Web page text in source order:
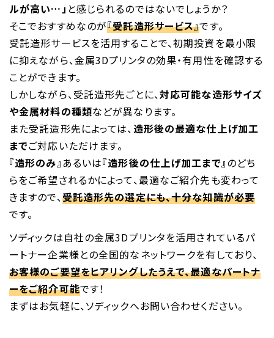
ルが高い…」 と感じられるのではないでしょうか？
そこでおすすめなのが『受託造形サービス』です。
受託造形サービスを活用することで、初期投資を最小限
に抑えながら、金属3Dプリンタの効果・有用性を確認する
ことができます。
しかしながら、受託造形先ごとに、対応可能な造形サイズ
や金属材料の種類などが異なります。
また受託造形先によっては、 造形後の最適な仕上げ加工
までご対応いただけます。
『造形のみ』あるいは『造形後の仕上げ加工まで』のどち
らをご希望されるかによって、最適なご紹介先も変わって
きますので、受託造形先の選定にも、十分な知識が必要
です。
ソディックは自社の金属3Dプリンタを活用されているパ
ートナー企業様との全国的なネットワークを有しており、
お客様のご要望をヒアリングしたうえで、最適なパートナ
ーをご紹介可能です！
まずはお気軽に、ソディックへお問い合わせください。